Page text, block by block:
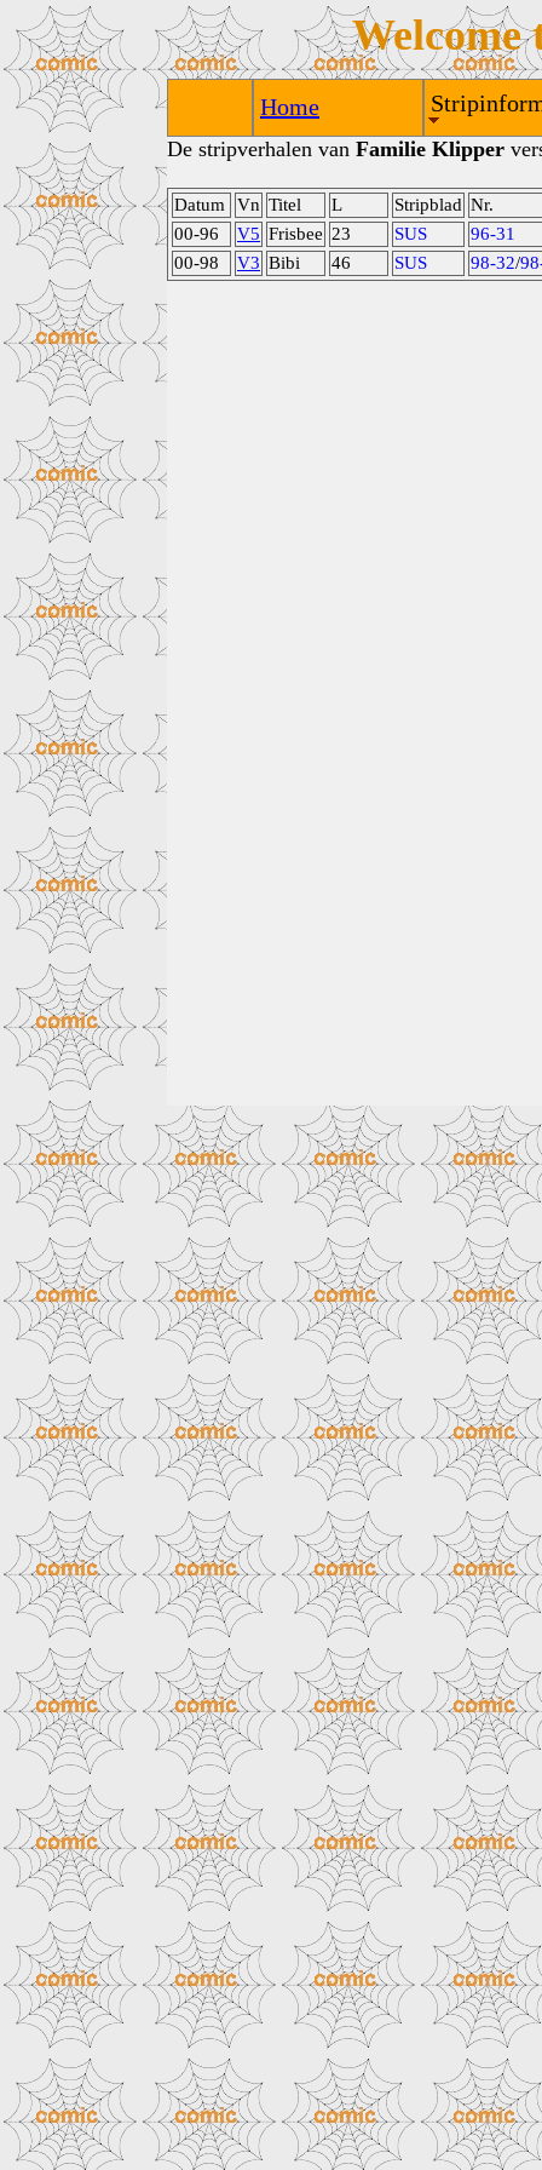
Welcome
Home
De stripverhalen van Familie Klipper
Datum Vn Titel L Stripblad Nr.
00-96
V5 Frisbee 23 SUS
96-31
00-98
V3 Bibi 46 SUS 98-32/